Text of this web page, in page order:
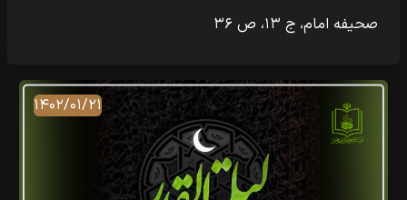
صحیفه امام، ج ۱۳، ص ۳۶
۱۴۰۲/۰۱/۲۱